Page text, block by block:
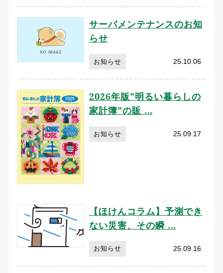
サーバメンテナンスのお知
らせ
お知らせ 25.10.06
2026年版"明るい暮らしの
家計簿"の販 …
お知らせ 25.09.17
【ほけんコラム】予測でき
ない災害、その瞬 …
お知らせ 25.09.16